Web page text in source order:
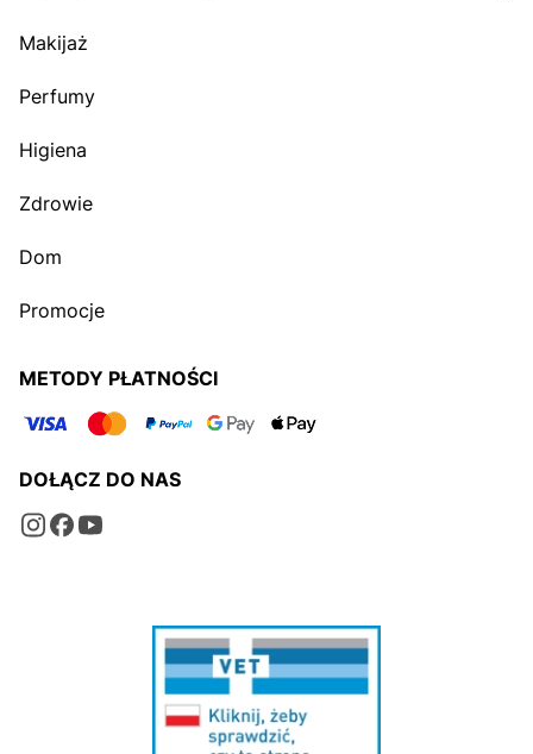
Makijaż
Perfumy
Higiena
Zdrowie
Dom
Promocje
METODY PŁATNOŚCI
DOŁĄCZ DO NAS